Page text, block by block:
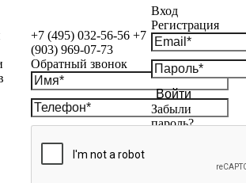
+7 (495) 032-56-56 +7
(903) 969-07-73
Обратный звонок
Вход
Регистрация
Войти
Забыли
пароль?